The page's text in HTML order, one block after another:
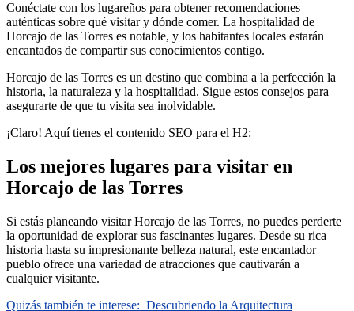
Conéctate con los lugareños para obtener recomendaciones
auténticas sobre qué visitar y dónde comer. La hospitalidad de
Horcajo de las Torres es notable, y los habitantes locales estarán
encantados de compartir sus conocimientos contigo.
Horcajo de las Torres es un destino que combina a la perfección la
historia, la naturaleza y la hospitalidad. Sigue estos consejos para
asegurarte de que tu visita sea inolvidable.
¡Claro! Aquí tienes el contenido SEO para el H2:
Los mejores lugares para visitar en
Horcajo de las Torres
Si estás planeando visitar Horcajo de las Torres, no puedes perderte
la oportunidad de explorar sus fascinantes lugares. Desde su rica
historia hasta su impresionante belleza natural, este encantador
pueblo ofrece una variedad de atracciones que cautivarán a
cualquier visitante.
Quizás también te interese: Descubriendo la Arquitectura